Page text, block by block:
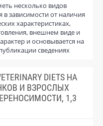
несколько видов
в зависимости от наличия
характеристиках,
внешнем виде и
и основывается на
сведениях
DIETS HA
И ВЗРОСЛЫХ
1,3